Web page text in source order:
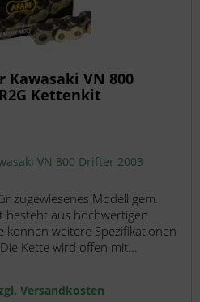
Kawasaki VN 800
Kettenkit
VN 800 Drifter 2003
zugewiesenes Modell gem.
besteht aus hochwertigen
weitere Spezifikationen
Kette wird offen mit...
Versandkosten